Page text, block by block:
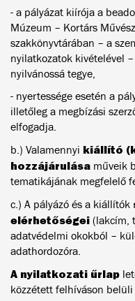
- a pályázat kiírója a
Múzeum – Kortárs
szakkönyvtárában – a
nyilatkozatok kivételével
nyilvánossá tegye,
- nyertessége esetén a
illetőleg a megbízási
elfogadja.
b.) Valamennyi kiállító
hozzájárulása műveik
tematikájának megfelelő
c.) A pályázó és a kiállítók
elérhetőségei (lakcím,
adatvédelmi okokból –
adathordozóra.
A nyilatkozati űrlap
közzétett felhíváson belüli